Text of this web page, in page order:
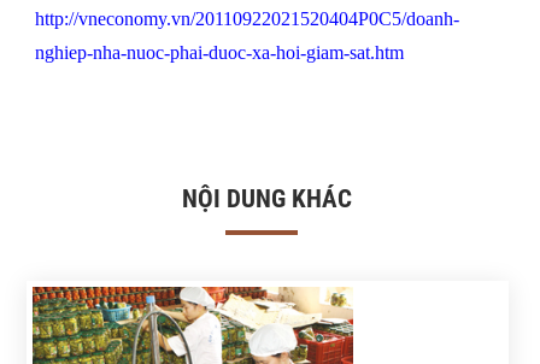
http://vneconomy.vn/20110922021520404P0C5/doanh-
nghiep-nha-nuoc-phai-duoc-xa-hoi-giam-sat.htm
NỘI DUNG KHÁC